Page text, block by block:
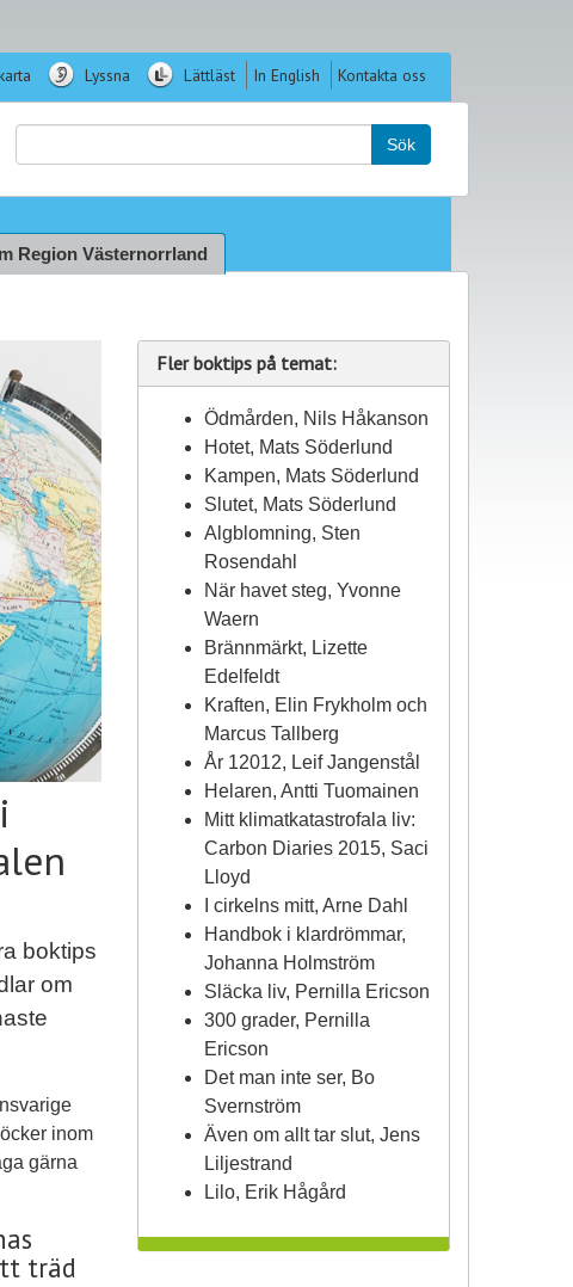
Lyssna Lättläst In English Kontakta oss
Sök
Region Västernorrland
boktips
om
inom
gärna
träd
Fler boktips på temat:
Ödmården, Nils Håkanson
Hotet, Mats Söderlund
Kampen, Mats Söderlund
Slutet, Mats Söderlund
Algblomning, Sten
Rosendahl
När havet steg, Yvonne
Waern
Brännmärkt, Lizette
Edelfeldt
Kraften, Elin Frykholm och
Marcus Tallberg
År 12012, Leif Jangenstål
Helaren, Antti Tuomainen
Mitt klimatkatastrofala liv:
Carbon Diaries 2015, Saci
Lloyd
I cirkelns mitt, Arne Dahl
Handbok i klardrömmar,
Johanna Holmström
Släcka liv, Pernilla Ericson
300 grader, Pernilla
Ericson
Det man inte ser, Bo
Svernström
Även om allt tar slut, Jens
Liljestrand
Lilo, Erik Hågård